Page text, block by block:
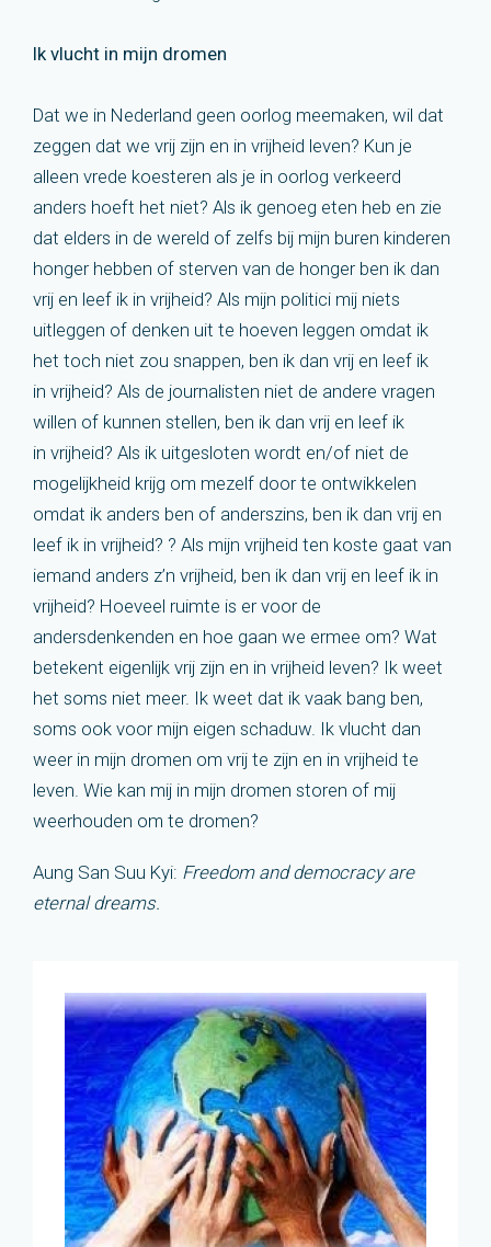
Ik vlucht in mijn dromen
Dat we in Nederland geen oorlog meemaken, wil dat
zeggen dat we vrij zijn en in vrijheid leven? Kun je
alleen vrede koesteren als je in oorlog verkeerd
anders hoeft het niet? Als ik genoeg eten heb en zie
dat elders in de wereld of zelfs bij mijn buren kinderen
honger hebben of sterven van de honger ben ik dan
vrij en leef ik in vrijheid? Als mijn politici mij niets
uitleggen of denken uit te hoeven leggen omdat ik
het toch niet zou snappen, ben ik dan vrij en leef ik
in vrijheid? Als de journalisten niet de andere vragen
willen of kunnen stellen, ben ik dan vrij en leef ik
in vrijheid? Als ik uitgesloten wordt en/of niet de
mogelijkheid krijg om mezelf door te ontwikkelen
omdat ik anders ben of anderszins, ben ik dan vrij en
leef ik in vrijheid? ? Als mijn vrijheid ten koste gaat van
iemand anders z’n vrijheid, ben ik dan vrij en leef ik in
vrijheid? Hoeveel ruimte is er voor de
andersdenkenden en hoe gaan we ermee om? Wat
betekent eigenlijk vrij zijn en in vrijheid leven? Ik weet
het soms niet meer. Ik weet dat ik vaak bang ben,
soms ook voor mijn eigen schaduw. Ik vlucht dan
weer in mijn dromen om vrij te zijn en in vrijheid te
leven. Wie kan mij in mijn dromen storen of mij
weerhouden om te dromen?
Aung San Suu Kyi: Freedom and democracy are
eternal dreams.